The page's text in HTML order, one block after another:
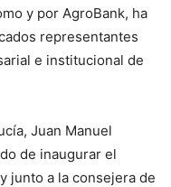
y por AgroBank, ha
representantes
e institucional de
Juan Manuel
de inaugurar el
junto a la consejera de